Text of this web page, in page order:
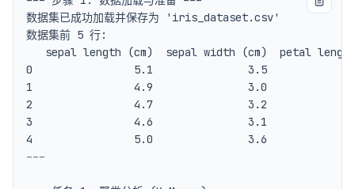
---